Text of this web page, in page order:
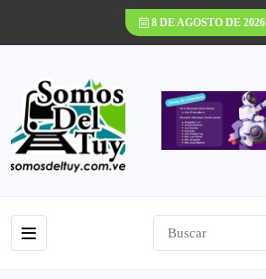
8 DE AGOSTO DE 2026